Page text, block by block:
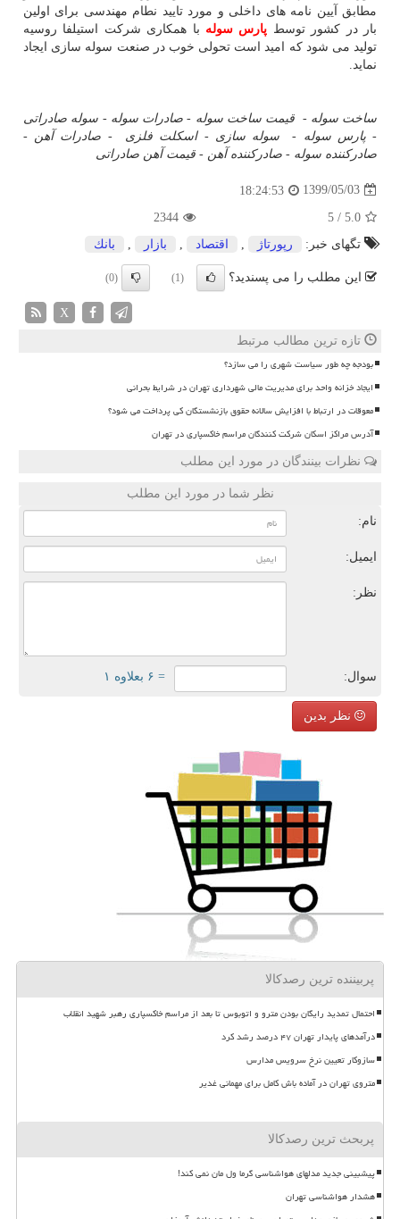
مطابق آیین نامه های داخلی و مورد تایید نطام مهندسی برای اولین
بار در کشور توسط پارس سوله با همکاری شرکت استیلفا روسیه
تولید می شود که امید است تحولی خوب در صنعت سوله سازی ایجاد
نماید.
ساخت سوله - قیمت ساخت سوله - صادرات سوله - سوله صادراتی
-پارس سوله -سوله سازی -اسکلت فلزی - صادرات آهن -
صادرکننده سوله - صادرکننده آهن - قیمت آهن صادراتی
1399/05/03
18:24:53
5.0
/
5
2344
تگهای خبر:
رپورتاژ اقتصاد بازار بانك
این مطلب را می پسندید؟ (1)
(0)
X
تازه ترین مطالب مرتبط
بودجه چه طور سیاست شهری را می سازد؟
ایجاد خزانه واحد برای مدیریت مالی شهرداری تهران در شرایط بحرانی
معوقات در ارتباط با افزایش سالانه حقوق بازنشستگان کی پرداخت می شود؟
آدرس مراکز اسکان شرکت کنندگان مراسم خاکسپاری در تهران
نظرات بینندگان در مورد این مطلب
نظر شما در مورد این مطلب
نام:
ایمیل:
نظر:
سوال: = ۶ بعلاوه ۱
نظر بدین
پربیننده ترین رصدکالا
احتمال تمدید رایگان بودن مترو و اتوبوس تا بعد از مراسم خاکسپاری رهبر شهید انقلاب
درآمدهای پایدار تهران ۴۷ درصد رشد کرد
سازوکار تعیین نرخ سرویس مدارس
متروی تهران در آماده باش کامل برای مهمانی غدیر
پربحث ترین رصدکالا
پیشبینی جدید مدلهای هواشناسی گرما ول مان نمی کند!
هشدار هواشناسی تهران